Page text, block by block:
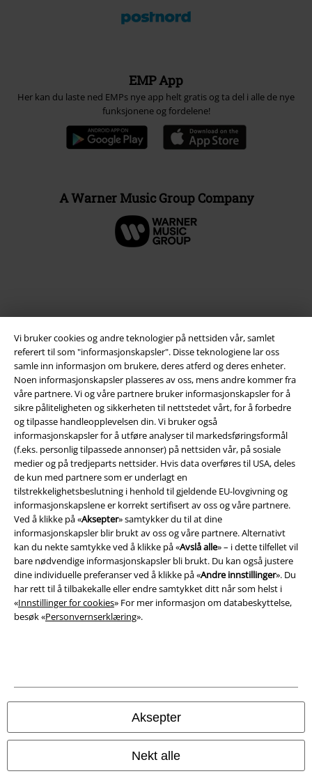
Vi bruker cookies og andre teknologier på nettsiden vår, samlet
referert til som "informasjonskapsler". Disse teknologiene lar oss
samle inn informasjon om brukere, deres atferd og deres enheter.
Noen informasjonskapsler plasseres av oss, mens andre kommer fra
våre partnere. Vi og våre partnere bruker informasjonskapsler for å
sikre påliteligheten og sikkerheten til nettstedet vårt, for å forbedre
og tilpasse handleopplevelsen din. Vi bruker også
informasjonskapsler for å utføre analyser til markedsføringsformål
(f.eks. personlig tilpassede annonser) på nettsiden vår, på sosiale
medier og på tredjeparts nettsider. Hvis data overføres til USA, deles
de kun med partnere som er underlagt en
tilstrekkelighetsbeslutning i henhold til gjeldende EU-lovgivning og
informasjonskapslene er korrekt sertifisert av oss og våre partnere.
Ved å klikke på «Aksepter» samtykker du til at dine
informasjonskapsler blir brukt av oss og våre partnere. Alternativt
kan du nekte samtykke ved å klikke på «Avslå alle» – i dette tilfellet vil
bare nødvendige informasjonskapsler bli brukt. Du kan også justere
dine individuelle preferanser ved å klikke på «Andre innstillinger». Du
har rett til å tilbakekalle eller endre samtykket ditt når som helst i
«Innstillinger for cookies» For mer informasjon om databeskyttelse,
besøk «Personvernserklæring».
Aksepter
Nekt alle
EMP App
Her kan du laste ned EMPs nye app helt gratis og ta del i alle de nye
funksjonene og fordelene!
A Warner Music Group Company
Juridisk informasjon/Vilkår
Vilkår
Impressum
Konfidensialitetserklæring
Avfallshåndtering og miljøbeskyttelse
Samsvarserklæring
Innstillinger for cookies
Angre bestilling
EMP Online Shops
EMP International